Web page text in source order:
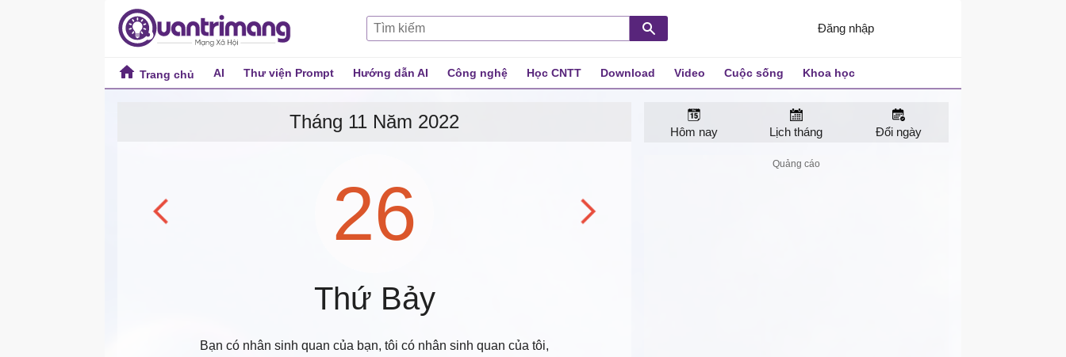
Đăng nhập
Trang chủ AI Thư viện Prompt Hướng dẫn AI Công nghệ Học CNTT Download Video Cuộc sống Khoa học
Hôm nay Lịch tháng Đổi ngày
Tháng 11 Năm 2022
26
Thứ Bảy
Bạn có nhân sinh quan của bạn, tôi có nhân sinh quan của tôi,